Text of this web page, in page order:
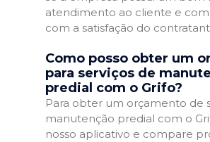
atendimento ao cliente e
com a satisfação do
Como posso obter um
para serviços de
predial com o Grifo?
Para obter um orçamento de
manutenção predial com o
nosso aplicativo e compare